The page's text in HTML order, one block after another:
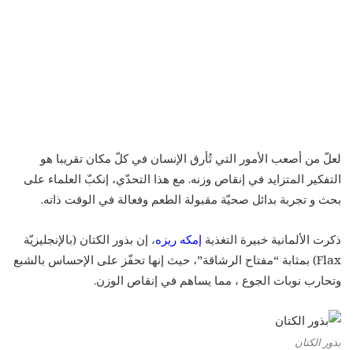
لعلّ من أصعب الأمور التي تُأرق الإنسان في كلّ مكان تقريبا هو
التفكير المتزايد في إنقاص وزنه. مع هذا التحدّي، إنكبّ العلماء على
بحث و تجربة بدائل صحيّة مقبولة الطعم وفعالة في الوقت ذاته.
ذكرت الألمانية خبيرة التغذية إمكه ريزه، إن بذور الكتان (بالإنجليزيّة
Flax) بمثابة “مفتاح الرشاقة”، حيث إنها تحفّز على الإحساس بالشبع
وتحارب نوبات الجوع ، مما يساهم في إنقاص الوزن.
بذور الكتان